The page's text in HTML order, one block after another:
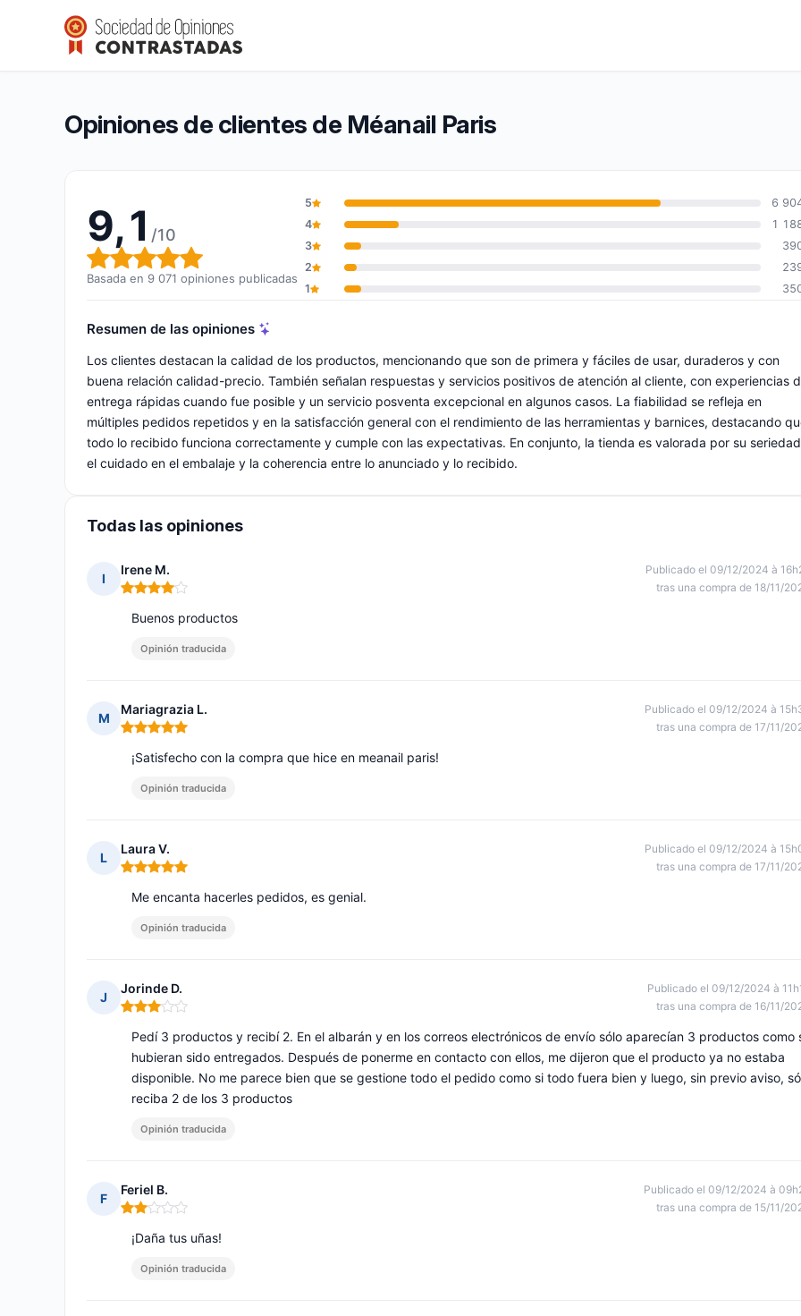
Méanail Paris
Calificación global: 9,1 de 10
9,1/10(9 071 opiniones)
Opiniones de clientes de Méanail Paris
9,1 /10
Calificación global: 9,1 de 10
Basada en 9 071 opiniones publicadas
5
6
4
1
3
2
1
Resumen de las opiniones
Los clientes destacan la calidad de los productos, mencionando que son de primera y fáciles de usar, duraderos y con
buena relación calidad-precio. También señalan respuestas y servicios positivos de atención al cliente, con experiencias
entrega rápidas cuando fue posible y un servicio posventa excepcional en algunos casos. La fiabilidad se refleja en
múltiples pedidos repetidos y en la satisfacción general con el rendimiento de las herramientas y barnices, destacando
todo lo recibido funciona correctamente y cumple con las expectativas. En conjunto, la tienda es valorada por su
el cuidado en el embalaje y la coherencia entre lo anunciado y lo recibido.
Todas las opiniones
I
Irene M.
Nota: 4 de 5
Publicado el 09/12/2024 à
tras una compra de 18/11/
Buenos productos
Opinión traducida
M
Mariagrazia L.
Nota: 5 de 5
Publicado el 09/12/2024 à
tras una compra de 17/11/
¡Satisfecho con la compra que hice en meanail paris!
Opinión traducida
L
Laura V.
Nota: 5 de 5
Publicado el 09/12/2024 à
tras una compra de 17/11/
Me encanta hacerles pedidos, es genial.
Opinión traducida
J
Jorinde D.
Nota: 3 de 5
Publicado el 09/12/2024 à
tras una compra de 16/11/
Pedí 3 productos y recibí 2. En el albarán y en los correos electrónicos de envío sólo aparecían 3 productos como
hubieran sido entregados. Después de ponerme en contacto con ellos, me dijeron que el producto ya no estaba
disponible. No me parece bien que se gestione todo el pedido como si todo fuera bien y luego, sin previo aviso,
reciba 2 de los 3 productos
Opinión traducida
F
Feriel B.
Nota: 2 de 5
Publicado el 09/12/2024 à
tras una compra de 15/11/
¡Daña tus uñas!
Opinión traducida